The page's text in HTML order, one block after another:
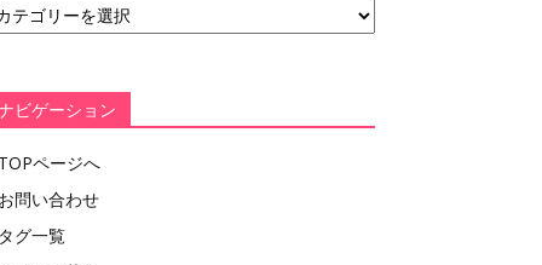
ビゲーション
TOPページへ
お問い合わせ
タグ一覧